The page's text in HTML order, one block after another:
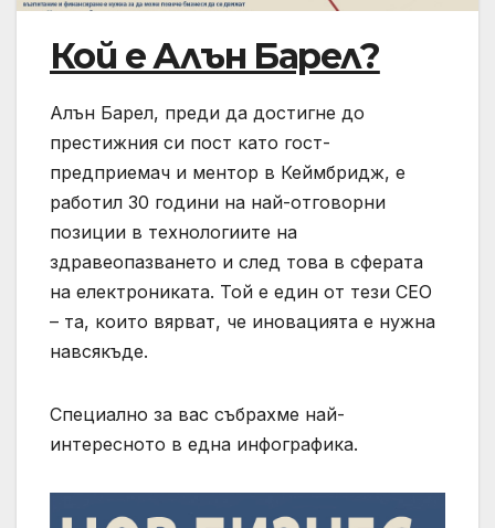
Кой е Алън Барел?
Алън Барел, преди да достигне до
престижния си пост като гост-
предприемач и ментор в Кеймбридж, е
работил 30 години на най-отговорни
позиции в технологиите на
здравеопазването и след това в сферата
на електрониката. Той е един от тези CEO
– та, които вярват, че иновацията е нужна
навсякъде.
Специално за вас събрахме най-
интересното в една инфографика.